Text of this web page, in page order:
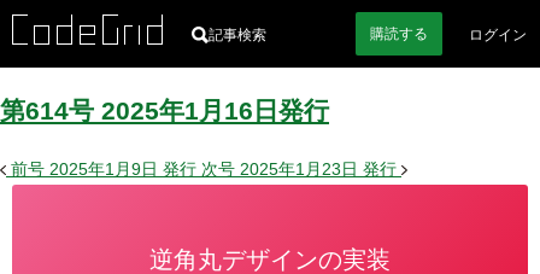
記事検索 購読する ログイン
第614号 2025年1 月 16 日 発行
前号 2025年1月9日 発行 次号 2025年1月23日 発行
逆角丸デザインの実装